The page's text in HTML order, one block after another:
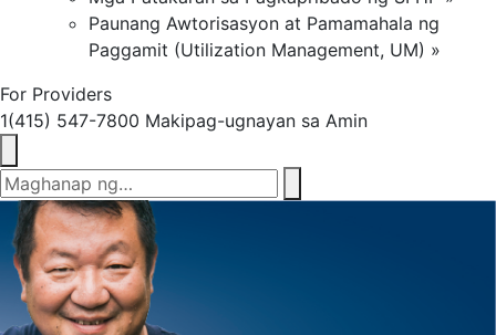
Paunang Awtorisasyon at Pamamahala ng
Paggamit (Utilization Management, UM) »
For Providers
1(415) 547-7800 Makipag-ugnayan sa Amin